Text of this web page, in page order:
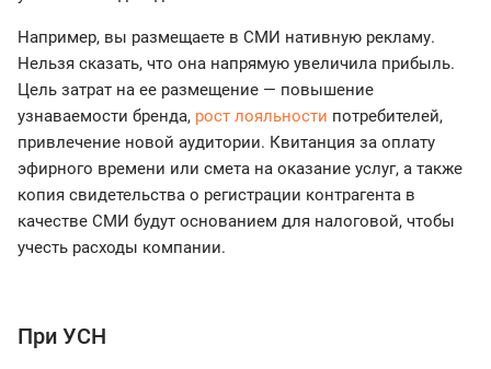
Например, вы размещаете в СМИ нативную рекламу.
Нельзя сказать, что она напрямую увеличила прибыль.
Цель затрат на ее размещение — повышение
узнаваемости бренда, рост лояльности потребителей,
привлечение новой аудитории. Квитанция за оплату
эфирного времени или смета на оказание услуг, а также
копия свидетельства о регистрации контрагента в
качестве СМИ будут основанием для налоговой, чтобы
учесть расходы компании.
При УСН